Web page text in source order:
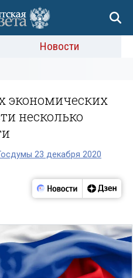
Новости
экономических
несколько
23 декабря 2020